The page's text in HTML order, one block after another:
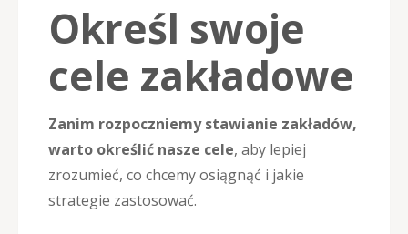
Określ swoje
cele zakładowe
Zanim rozpoczniemy stawianie zakładów,
warto określić nasze cele, aby lepiej
zrozumieć, co chcemy osiągnąć i jakie
strategie zastosować.